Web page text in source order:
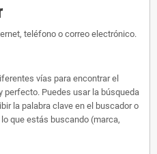
teléfono o correo electrónico.
vías para encontrar el
Puedes usar la búsqueda
la palabra clave en el buscador o
que estás buscando (marca,